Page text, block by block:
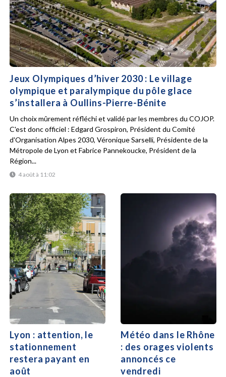
Jeux Olympiques d’hiver 2030 : Le village
olympique et paralympique du pôle glace
s’installera à Oullins-Pierre-Bénite
4 août à 11:02
Un choix mûrement réfléchi et validé par les membres du COJOP.
C'est donc officiel : Edgard Grospiron, Président du Comité
d'Organisation Alpes 2030, Véronique Sarselli, Présidente de la
Métropole de Lyon et Fabrice Pannekoucke, Président de la
Région...
Lyon : attention, le
stationnement
restera payant en
août
Météo dans le Rhône
: des orages violents
annoncés ce
vendredi